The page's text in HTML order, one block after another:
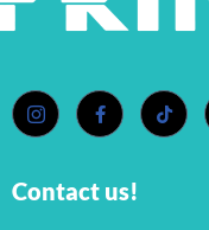
Contact us!